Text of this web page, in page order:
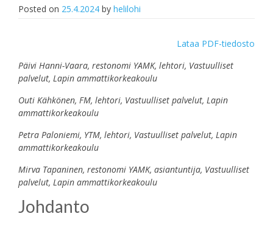
Posted on 25.4.2024 by helilohi
Lataa PDF-tiedosto
Päivi Hanni-Vaara, restonomi YAMK, lehtori, Vastuulliset
palvelut, Lapin ammattikorkeakoulu
Outi Kähkönen, FM, lehtori, Vastuulliset palvelut, Lapin
ammattikorkeakoulu
Petra Paloniemi, YTM, lehtori, Vastuulliset palvelut, Lapin
ammattikorkeakoulu
Mirva Tapaninen, restonomi YAMK, asiantuntija, Vastuulliset
palvelut, Lapin ammattikorkeakoulu
Johdanto